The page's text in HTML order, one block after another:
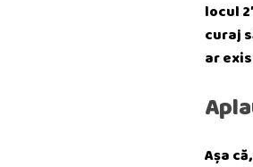
locul
curaj
ar
Așa